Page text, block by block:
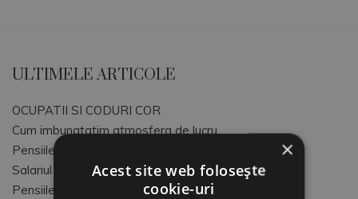
ULTIMELE ARTICOLE
OCUPATII SI CODURI COR
Cum imbunatatim atmosfera de lucru
Pensiile speciale MApN+MAI+SRI
Salariul Minim Brut pe tara
Pensiile speciale ale magistratilor
×
Acest site web folosește
cookie-uri